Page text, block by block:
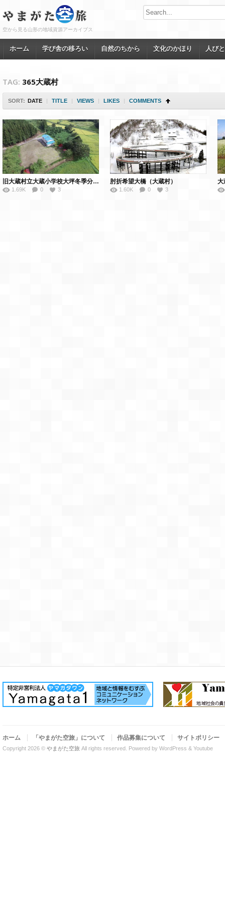
空から見る山形の地域資源アーカイブス
ホーム 学び舎の移ろい 自然のちから 文化のかほり 人び
TAG: 365大蔵村
SORT: DATE | TITLE | VIEWS | LIKES | COMMENTS
旧大蔵村立大蔵小学校大坪冬季分校（大蔵村）
1.69K 0 3
肘折希望大橋（大蔵村）
1.60K 0 3
大
ホーム 「やまがた空旅」について 作品募集について サイトポリシー
Copyright 2026 © やまがた空旅 All rights reserved. Powered by WordPress & Youtube